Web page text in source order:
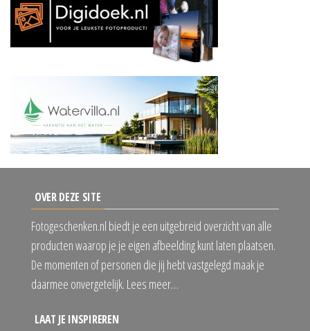
OVER DEZE SITE
Fotogeschenken.nl biedt je een uitgebreid overzicht van alle
producten waarop je je eigen afbeelding kunt laten plaatsen.
De momenten of personen die jij hebt vastgelegd maak je
daarmee onvergetelijk. Lees meer…
LAAT JE INSPIREREN